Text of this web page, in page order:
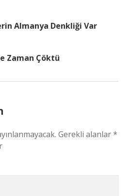
Almanya Denkliği Var
Zaman Çöktü
Gerekli alanlar*